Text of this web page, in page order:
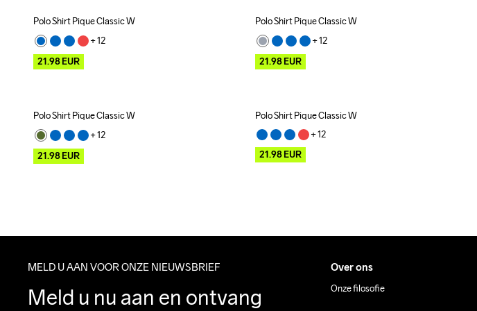
Outlet
Polo Shirt Pique Classic W
+ 12
21.98EUR
Outlet
Polo Shirt Pique Classic W
+ 12
21.98EUR
Outlet
Polo Shirt Pique Classic W
+ 12
21.98EUR
Outlet
Polo Shirt Pique Classic W
+ 12
21.98EUR
MELD U AAN VOOR ONZE NIEUWSBRIEF
Meld u nu aan en ontvang
Over ons
Onze filosofie